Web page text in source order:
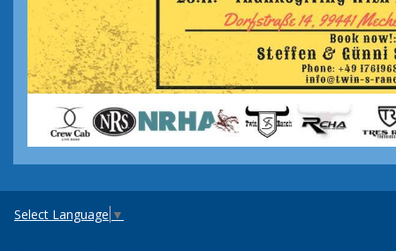
Select Language ▼